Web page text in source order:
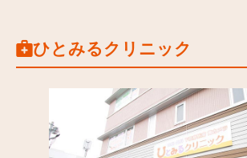
ひとみるクリニック